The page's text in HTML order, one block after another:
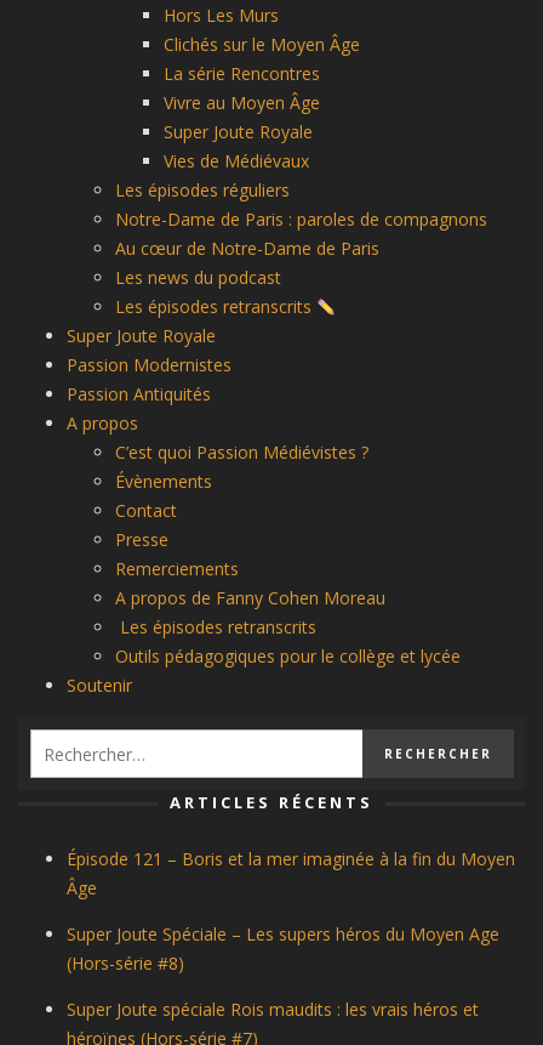
Hors Les Murs
Clichés sur le Moyen Âge
La série Rencontres
Vivre au Moyen Âge
Super Joute Royale
Vies de Médiévaux
Les épisodes réguliers
Notre-Dame de Paris : paroles de compagnons
Au cœur de Notre-Dame de Paris
Les news du podcast
Les épisodes retranscrits
Super Joute Royale
Passion Modernistes
Passion Antiquités
A propos
C’est quoi Passion Médiévistes ?
Évènements
Contact
Presse
Remerciements
A propos de Fanny Cohen Moreau
Les épisodes retranscrits
Outils pédagogiques pour le collège et lycée
Soutenir
ARTICLES RÉCENTS
Épisode 121 – Boris et la mer imaginée à la fin du Moyen
Âge
Super Joute Spéciale – Les supers héros du Moyen Age
(Hors-série #8)
Super Joute spéciale Rois maudits : les vrais héros et
héroïnes (Hors-série #7)